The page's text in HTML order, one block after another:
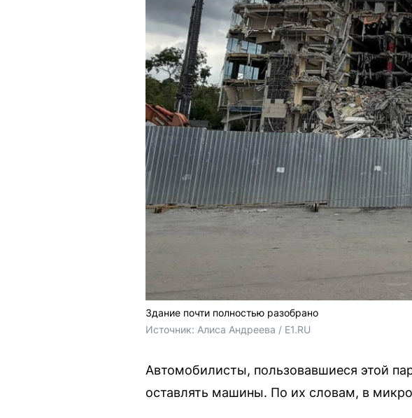
Здание почти полностью разобрано
Источник: Алиса Андреева / E1.RU
Автомобилисты, пользовавшиеся этой
оставлять машины. По их словам, в